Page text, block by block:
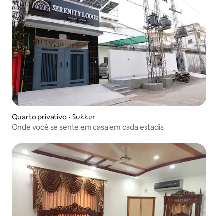
Quarto privativo ⋅ Sukkur
Onde você se sente em casa em cada estadia